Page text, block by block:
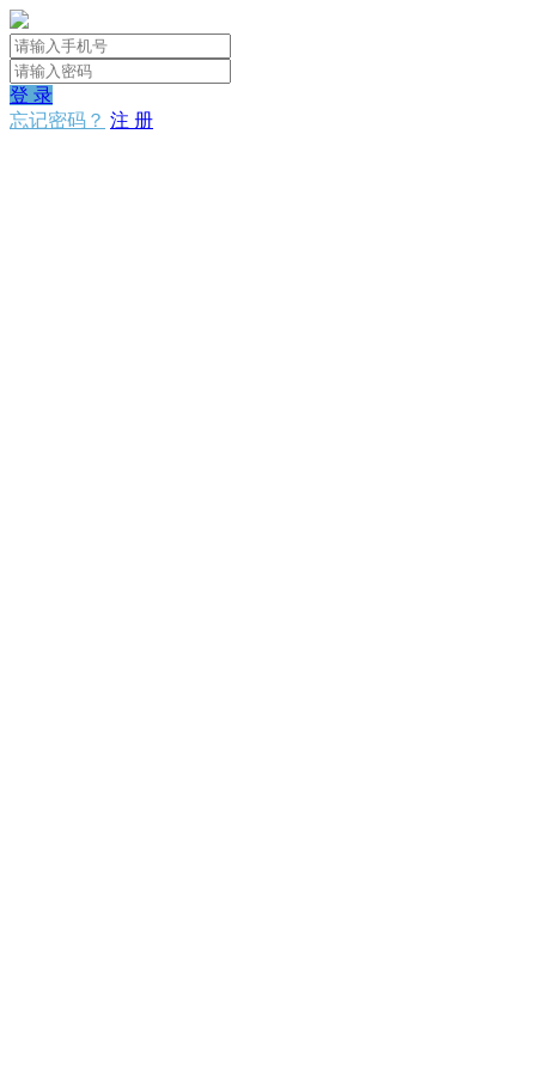
登 录
忘记密码？ 注 册